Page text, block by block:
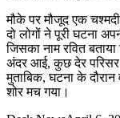
मौके पर मौजूद एक
दो लोगों ने पूरी घटना
जिसका नाम रवित
अंदर आई, कुछ देर परिसर
मुताबिक, घटना के
शोर मच गया।